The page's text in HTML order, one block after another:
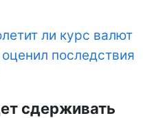
ли курс валют
последствия
сдерживать